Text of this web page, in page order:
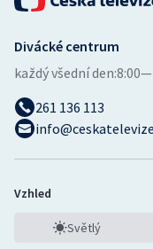
Divácké centrum
každý všední den:
261 136 113
Vzhled
Světlý